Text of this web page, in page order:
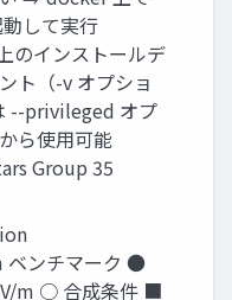
して実行
のインストールデ
ト（-v オプショ
--privileged オプ
ら使用可能
Group 35
ベンチマーク ●
m ○ 合成条件 ■